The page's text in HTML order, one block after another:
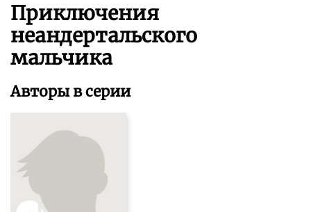
Приключения
неандертальского
мальчика
Авторы в серии